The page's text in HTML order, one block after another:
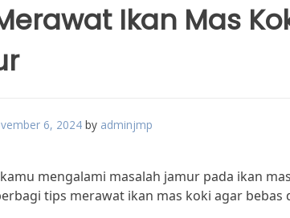
Ikan Mas
6, 2024 by adminjmp
mengalami masalah jamur pada ikan
tips merawat ikan mas koki agar bebas